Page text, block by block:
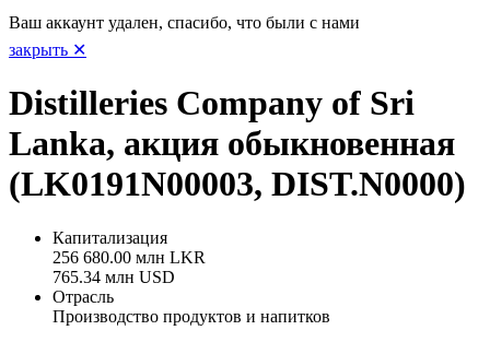
Ваш аккаунт удален, спасибо, что были с нами
закрыть ✕
Distilleries Company of Sri
Lanka, акция обыкновенная
(LK0191N00003, DIST.N0000)
Капитализация
256 680.00 млн LKR
765.34 млн USD
Отрасль
Производство продуктов и напитков